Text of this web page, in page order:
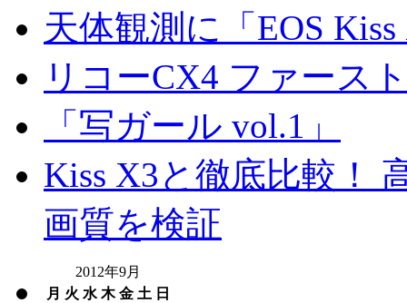
天体観測に「EOS
リコーCX4 ファース
「写ガール vol.1」
Kiss X3と徹底比較！
画質を検証
2012年9月
月 火 水 木 金 土 日